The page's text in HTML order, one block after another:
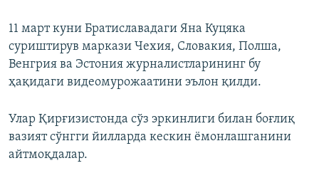
11 март куни Братиславадаги Яна Куцяка
суриштирув маркази Чехия, Словакия, Полша,
Венгрия ва Эстония журналистларининг бу
ҳақидаги видеомурожаатини эълон қилди.
Улар Қирғизистонда сўз эркинлиги билан боғлиқ
вазият сўнгги йилларда кескин ёмонлашганини
айтмоқдалар.